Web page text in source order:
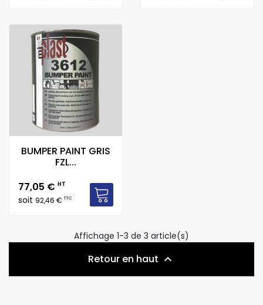
BUMPER PAINT GRIS
FZL...
Prix
77,05 € HT
soit 92,46 €TTC
Affichage 1-3 de 3 article(s)
Retour en haut 